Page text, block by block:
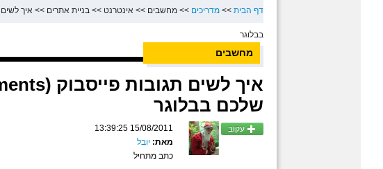
דף הבית >> מדריכים >> מחשבים >> אינטרנט >> בניית אתרים >>
בבלוגר
מחשבים
שלכם בבלוגר
עקוב
15/08/2011 13:39:25
מאת: יובל
כתב מתחיל